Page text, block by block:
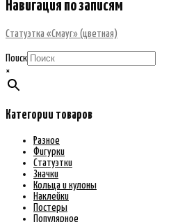
Навигация по записям
Статуэтка «Смауг» (цветная)
Поиск
×
Категории товаров
Разное
Фигурки
Статуэтки
Значки
Кольца и кулоны
Наклейки
Постеры
Популярное